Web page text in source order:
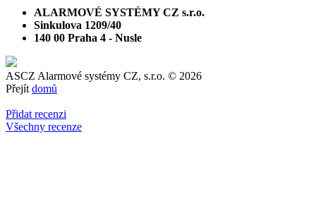
ALARMOVÉ SYSTÉMY CZ s.r.o.
Sinkulova 1209/40
140 00 Praha 4 - Nusle
ASCZ Alarmové systémy CZ, s.r.o. © 2026
Přejít domů
Přidat recenzi
Všechny recenze